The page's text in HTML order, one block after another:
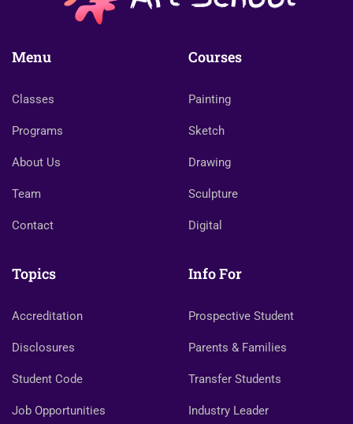
Menu
Classes
Programs
About Us
Team
Contact
Courses
Painting
Sketch
Drawing
Sculpture
Digital
Topics
Accreditation
Disclosures
Student Code
Job Opportunities
Info For
Prospective Student
Parents & Families
Transfer Students
Industry Leader